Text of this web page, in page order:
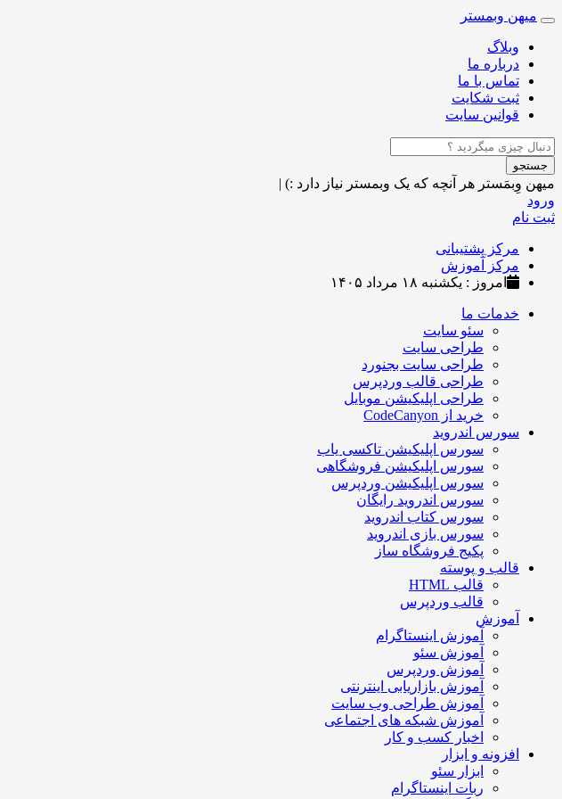
Toggle
navigation
میهن وبمستر
وبلاگ
درباره ما
تماس با ما
ثبت شکایت
قوانین سایت
جستجو
میهن وِبمَستر هر آنچه که یک وبمستر نیاز دارد :) |
ورود
ثبت نام
مرکز پشتیبانی
مرکز آموزش
امروز : یکشنبه ۱۸ مرداد ۱۴۰۵
خدمات ما
سئو سایت
طراحی سایت
طراحی سایت بجنورد
طراحی قالب وردپرس
طراحی اپلیکیشن موبایل
خرید از CodeCanyon
سورس اندروید
سورس اپلیکیشن تاکسی یاب
سورس اپلیکیشن فروشگاهی
سورس اپلیکیشن وردپرس
سورس اندروید رایگان
سورس کتاب اندروید
سورس بازی اندروید
پکیج فروشگاه ساز
قالب و پوسته
قالب HTML
قالب وردپرس
آموزش
آموزش اینستاگرام
آموزش سئو
آموزش وردپرس
آموزش بازاریابی اینترنتی
آموزش طراحی وب سایت
آموزش شبکه های اجتماعی
اخبار کسب و کار
افزونه و ابزار
ابزار سئو
ربات اینستاگرام